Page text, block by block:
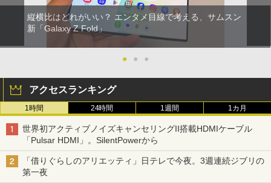
縦横比はどれがいい？ エンタメ目線で考える、サムスン
新「Galaxy Z Fold」
● ● ●
アクセスランキング
1時間 24時間 1週間 1カ月
世界初アクティブノイズキャンセリングII搭載HDMIケーブル
「Pulsar HDMI」。SilentPowerから
「借りぐらしのアリエッティ」日テレで今夜。3週連続ジブリの
第一夜